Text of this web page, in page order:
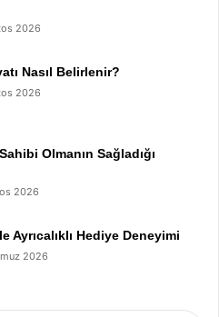
2026
Nasıl Belirlenir?
2026
Olmanın Sağladığı
2026
Ayrıcalıklı Hediye Deneyimi
2026